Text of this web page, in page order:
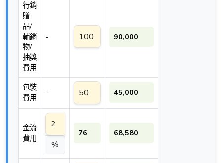
行銷
贈
品/
輔銷
物/
抽獎
費用
- 90,000
包裝
費用
- 45,000
金流
費用
%
76 68,580